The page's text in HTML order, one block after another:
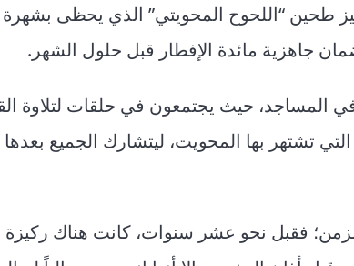
طحين “اللحوح المحويتي” الذي يحظى
جاهزية مائدة الإفطار قبل حلول الشهر.
المساجد، حيث يجتمعون في حلقات لتلاوة
التي تشتهر بها المحويت، ليتشارك الجميع
فقبل نحو عشر سنوات، كانت هناك ركيزة